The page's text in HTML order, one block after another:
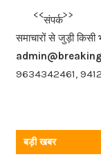
b
o
o
k
<<<
संपर्क
>>>
समाचारों से जुड़ी
9634342461,
बड़ी खबर